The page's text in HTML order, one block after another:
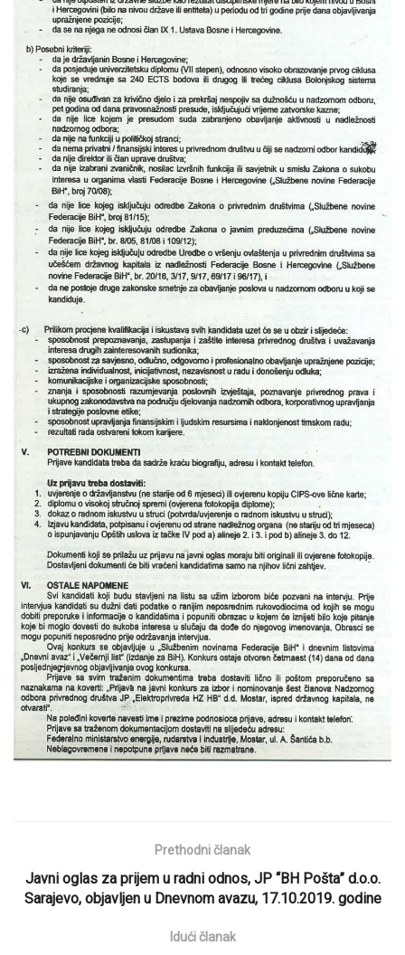
Prethodni članak
Javni oglas za prijem u radni odnos, JP “BH Pošta” d.o.o.
Sarajevo, objavljen u Dnevnom avazu, 17.10.2019. godine
Idući članak